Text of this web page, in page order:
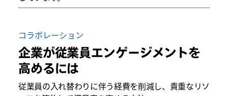
コラボレーション
企業が従業員エンゲージメントを
高めるには
従業員の入れ替わりに伴う経費を削減し、貴重なリソ